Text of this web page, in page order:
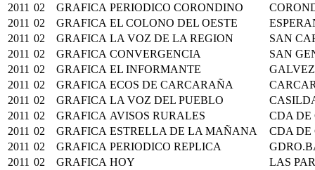
2011 02 GRAFICA PERIODICO CORONDINO
2011 02 GRAFICA EL COLONO DEL OESTE
2011 02 GRAFICA LA VOZ DE LA REGION
SAN
2011 02 GRAFICA CONVERGENCIA
SAN
2011 02 GRAFICA EL INFORMANTE
GALVEZ
2011 02 GRAFICA ECOS DE CARCARAÑA
2011 02 GRAFICA LA VOZ DEL PUEBLO
2011 02 GRAFICA AVISOS RURALES
CDA DE
2011 02 GRAFICA ESTRELLA DE LA MAÑANA
CDA DE
2011 02 GRAFICA PERIODICO REPLICA
2011 02 GRAFICA HOY
LAS